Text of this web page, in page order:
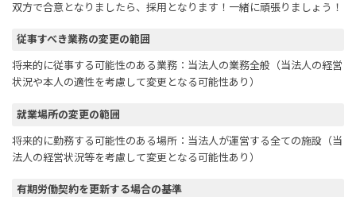
双方で合意となりましたら、採用となります！一緒に頑張りましょう！
従事すべき業務の変更の範囲
将来的に従事する可能性のある業務：当法人の業務全般（当法人の経営
状況や本人の適性を考慮して変更となる可能性あり）
就業場所の変更の範囲
将来的に勤務する可能性のある場所：当法人が運営する全ての施設（当
法人の経営状況等を考慮して変更となる可能性あり）
有期労働契約を更新する場合の基準